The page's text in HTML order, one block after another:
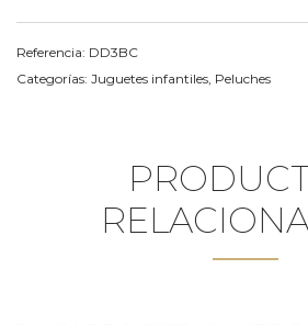
Referencia: DD3BC
Categorías: Juguetes infantiles Peluches